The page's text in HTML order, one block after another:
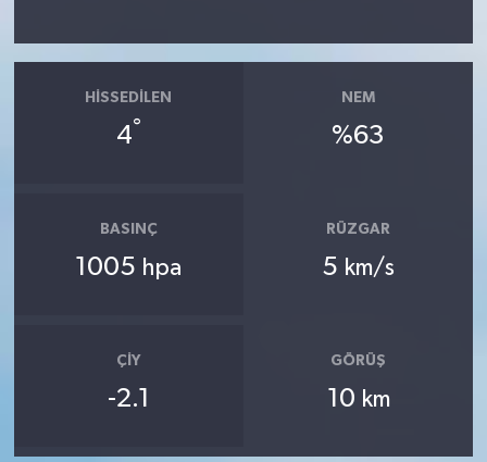
HISSEDILEN
4°
NEM
%63
BASINÇ
1005 hpa
RÜZGAR
5 km/s
ÇIY
-2.1
GÖRÜŞ
10 km